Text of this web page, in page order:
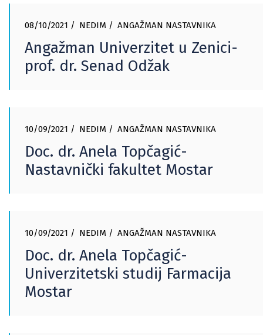
08/10/2021 NEDIM ANGAŽMAN NASTAVNIKA
Angažman Univerzitet u Zenici-
prof. dr. Senad Odžak
10/09/2021 NEDIM ANGAŽMAN NASTAVNIKA
Doc. dr. Anela Topčagić-
Nastavnički fakultet Mostar
10/09/2021 NEDIM ANGAŽMAN NASTAVNIKA
Doc. dr. Anela Topčagić-
Univerzitetski studij Farmacija
Mostar